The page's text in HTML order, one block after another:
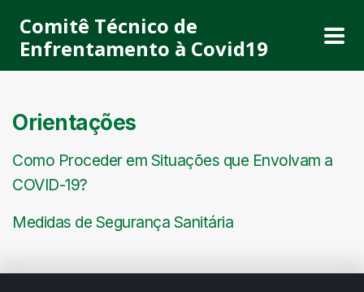
Comitê Técnico de
Enfrentamento à Covid19
Orientações
Como Proceder em Situações que Envolvam a
COVID-19?
Medidas de Segurança Sanitária